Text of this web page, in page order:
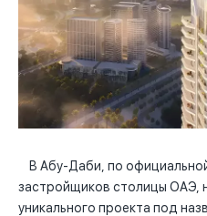
В Абу-Даби, по
застройщиков столицы ОАЭ,
уникального проекта под